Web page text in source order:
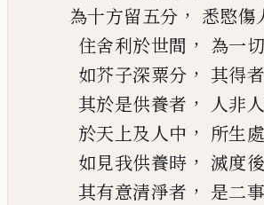
為十方留五分 ， 悉愍傷
住舍利於世間 ， 為一
如芥子深粟分 ， 其得
其於是供養者 ， 人非
於天上及人中 ， 所生
如見我供養時 ， 滅度
其有意清淨者 ， 是二